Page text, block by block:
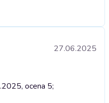
27.06.2025
ocena 5;